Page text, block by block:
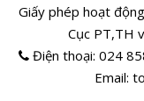
Giấy phép hoạt
Cục PT,TH
Điện thoại:024
Email: